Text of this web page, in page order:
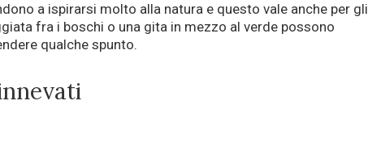
a ispirarsi molto alla natura e questo vale anche per gli
fra i boschi o una gita in mezzo al verde possono
qualche spunto.